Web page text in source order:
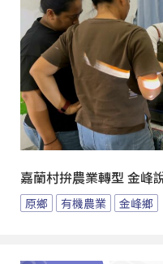
嘉蘭村拚農業轉型 金峰
原鄉 有機農業 金峰鄉